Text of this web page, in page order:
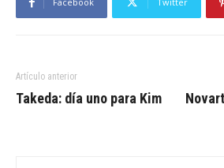
Artículo anterior
Takeda: día uno para Kim